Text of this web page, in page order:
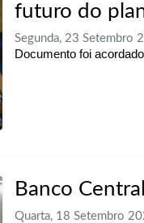
futuro do
Segunda, 23 Setembro
Documento foi
Banco
Quarta, 18 Setembro